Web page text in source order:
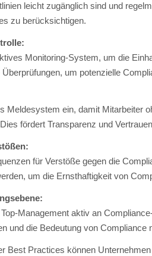
leicht zugänglich sind und
zu berücksichtigen.
Monitoring-System, um die
um potenzielle
Meldesystem ein, damit Mitarbeiter
fördert Transparenz und
für Verstöße gegen die
um die Ernsthaftigkeit von
Management aktiv an
und die Bedeutung von
Best Practices können